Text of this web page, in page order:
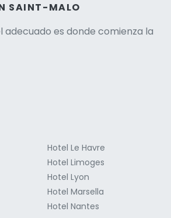
SAINT-MALO
adecuado es donde comienza la
Hotel Le Havre
Hotel Limoges
Hotel Lyon
Hotel Marsella
Hotel Nantes